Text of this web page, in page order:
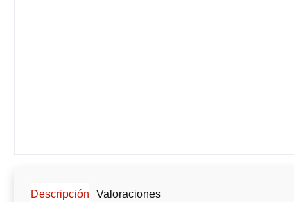
Descripción Valoraciones